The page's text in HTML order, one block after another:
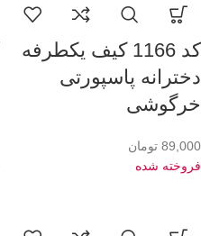
کد 1166 کیف یکطرفه
دخترانه پاسپورتی
خرگوشی
89,000 تومان
فروخته شده